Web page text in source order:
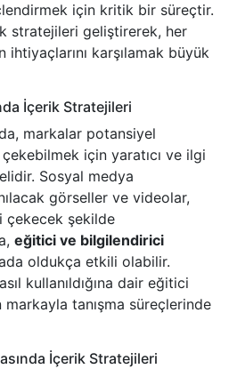
için kritik bir süreçtir.
stratejileri geliştirerek, her
ihtiyaçlarını karşılamak büyük
İçerik Stratejileri
markalar potansiyel
için yaratıcı ve ilgi
Sosyal medya
görseller ve videolar,
çekecek şekilde
eğitici ve bilgilendirici
oldukça etkili olabilir.
kullanıldığına dair eğitici
markayla tanışma süreçlerinde
İçerik Stratejileri